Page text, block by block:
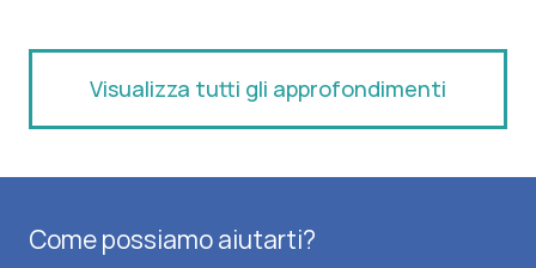
Visualizza tutti gli approfondimenti
Come possiamo aiutarti?